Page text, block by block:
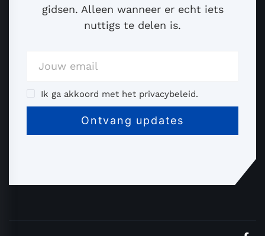
gidsen. Alleen wanneer er echt iets
nuttigs te delen is.
Ik ga akkoord met het privacybeleid.